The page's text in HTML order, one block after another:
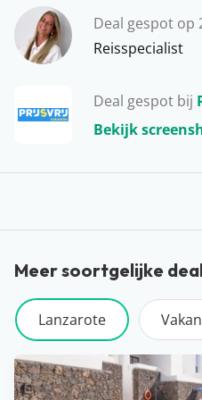
Deal gespot op
Reisspecialist
Deal gespot bij
Bekijk
plaatsjes met heerlijke
lekker uit eten of leuke
Ons favoriete uitje op
dolfijnen spotten in het
Meer soortgelijke
Lanzarote